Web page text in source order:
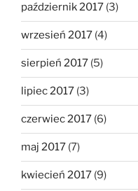
październik 2017 (3)
wrzesień 2017 (4)
sierpień 2017 (5)
lipiec 2017 (3)
czerwiec 2017 (6)
maj 2017 (7)
kwiecień 2017 (9)